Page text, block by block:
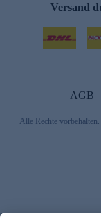
Versand
AGB
Alle Rechte